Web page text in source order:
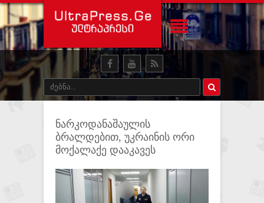
ნარკოდანაშაულის
ბრალდებით, უკრაინის ორი
მოქალაქე დააკავეს